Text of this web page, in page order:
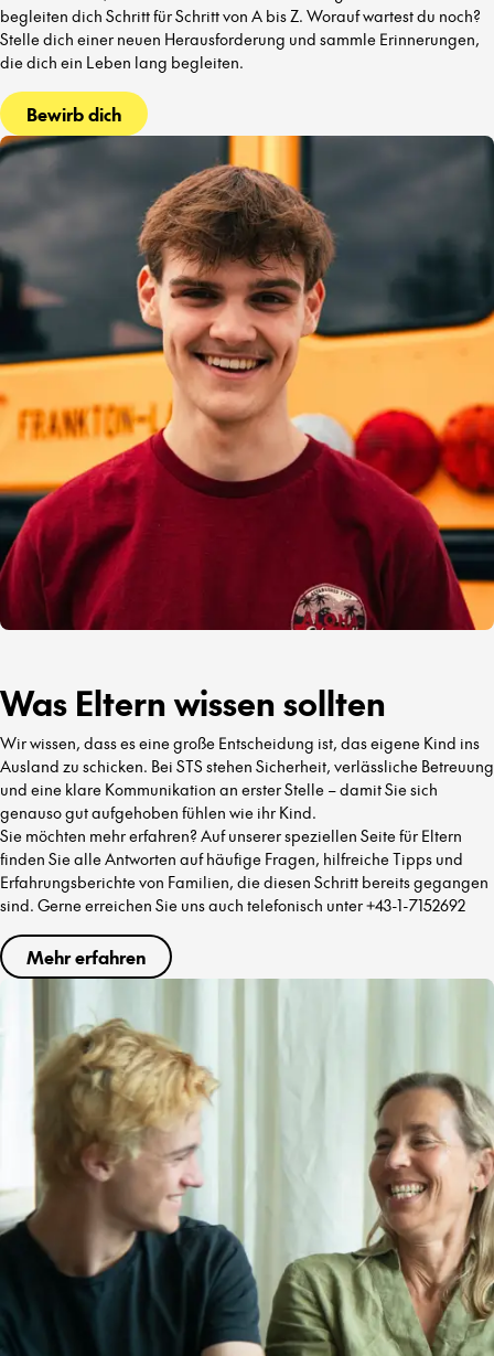
begleiten dich Schritt für Schritt von A bis Z. Worauf wartest du noch?
Stelle dich einer neuen Herausforderung und sammle Erinnerungen,
die dich ein Leben lang begleiten.
Bewirb dich
Was Eltern wissen sollten
Wir wissen, dass es eine große Entscheidung ist, das eigene Kind ins
Ausland zu schicken. Bei STS stehen Sicherheit, verlässliche Betreuung
und eine klare Kommunikation an erster Stelle – damit Sie sich
genauso gut aufgehoben fühlen wie ihr Kind.
Sie möchten mehr erfahren? Auf unserer speziellen Seite für Eltern
finden Sie alle Antworten auf häufige Fragen, hilfreiche Tipps und
Erfahrungsberichte von Familien, die diesen Schritt bereits gegangen
sind. Gerne erreichen Sie uns auch telefonisch unter +43-1-7152692
Mehr erfahren